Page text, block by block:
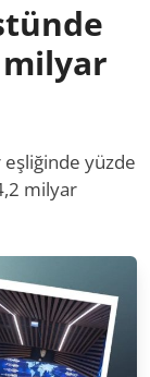
milyar
yüzde
milyar